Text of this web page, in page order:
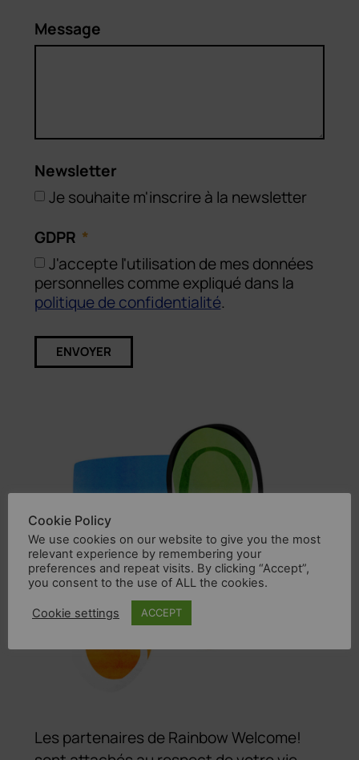
Message
Newsletter
Je souhaite m'inscrire à la newsletter
GDPR
J'accepte l'utilisation de mes données
personnelles comme expliqué dans la
politique de confidentialité.
ENVOYER
Les partenaires de Rainbow Welcome!
Cookie Policy
We use cookies on our website to give you the most
relevant experience by remembering your
preferences and repeat visits. By clicking “Accept”,
you consent to the use of ALL the cookies.
Cookie settings ACCEPT